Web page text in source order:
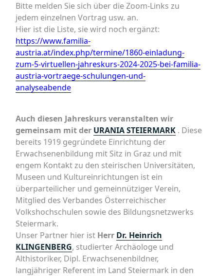
Bitte melden Sie sich über die Zoom-Links zu
jedem einzelnen Vortrag usw. an.
Hier ist die Liste, sie wird noch ergänzt:
https://www.familia-
austria.at/index.php/termine/1860-einladung-
zum-5-virtuellen-jahreskurs-2024-2025-bei-familia-
austria-vortraege-schulungen-und-
analyseabende
Auch diesen Jahreskurs veranstalten wir
gemeinsam mit der URANIA STEIERMARK . Diese
bereits 1919 gegründete Einrichtung der
Erwachsenenbildung mit Sitz in Graz und mit
engem Kontakt zu den steirischen Universitäten,
Museen und Kultureinrichtungen ist ein
überparteilicher und gemeinnütziger Verein,
Mitglied des Verbandes Österreichischer
Volkshochschulen sowie des Bildungsnetzwerks
Steiermark.
Unser Partner hier ist Herr Dr. Heinrich
KLINGENBERG, studierter Archäologe und
Althistoriker, Dipl. Erwachsenenbildner,
langjähriger Referent im Land Steiermark in den